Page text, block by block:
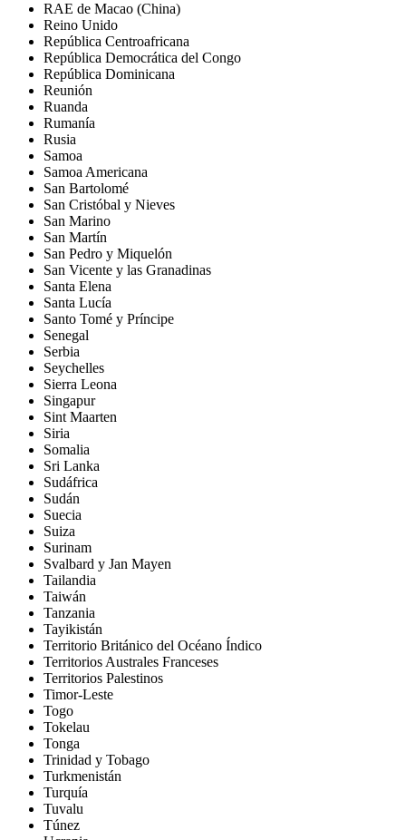
RAE de Macao (China)
Reino Unido
República Centroafricana
República Democrática del Congo
República Dominicana
Reunión
Ruanda
Rumanía
Rusia
Samoa
Samoa Americana
San Bartolomé
San Cristóbal y Nieves
San Marino
San Martín
San Pedro y Miquelón
San Vicente y las Granadinas
Santa Elena
Santa Lucía
Santo Tomé y Príncipe
Senegal
Serbia
Seychelles
Sierra Leona
Singapur
Sint Maarten
Siria
Somalia
Sri Lanka
Sudáfrica
Sudán
Suecia
Suiza
Surinam
Svalbard y Jan Mayen
Tailandia
Taiwán
Tanzania
Tayikistán
Territorio Británico del Océano Índico
Territorios Australes Franceses
Territorios Palestinos
Timor-Leste
Togo
Tokelau
Tonga
Trinidad y Tobago
Turkmenistán
Turquía
Tuvalu
Túnez